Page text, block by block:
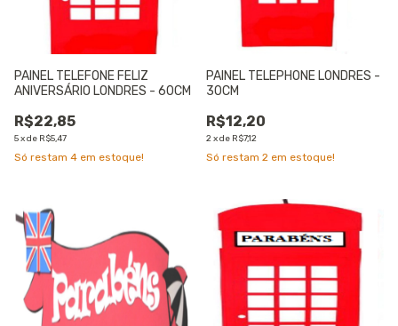
PAINEL TELEFONE FELIZ
ANIVERSÁRIO LONDRES - 60CM
R$22,85
5xde R$5,47
Só restam 4 em estoque!
PAINEL TELEPHONE LONDRES -
30CM
R$12,20
2xde R$7,12
Só restam 2 em estoque!